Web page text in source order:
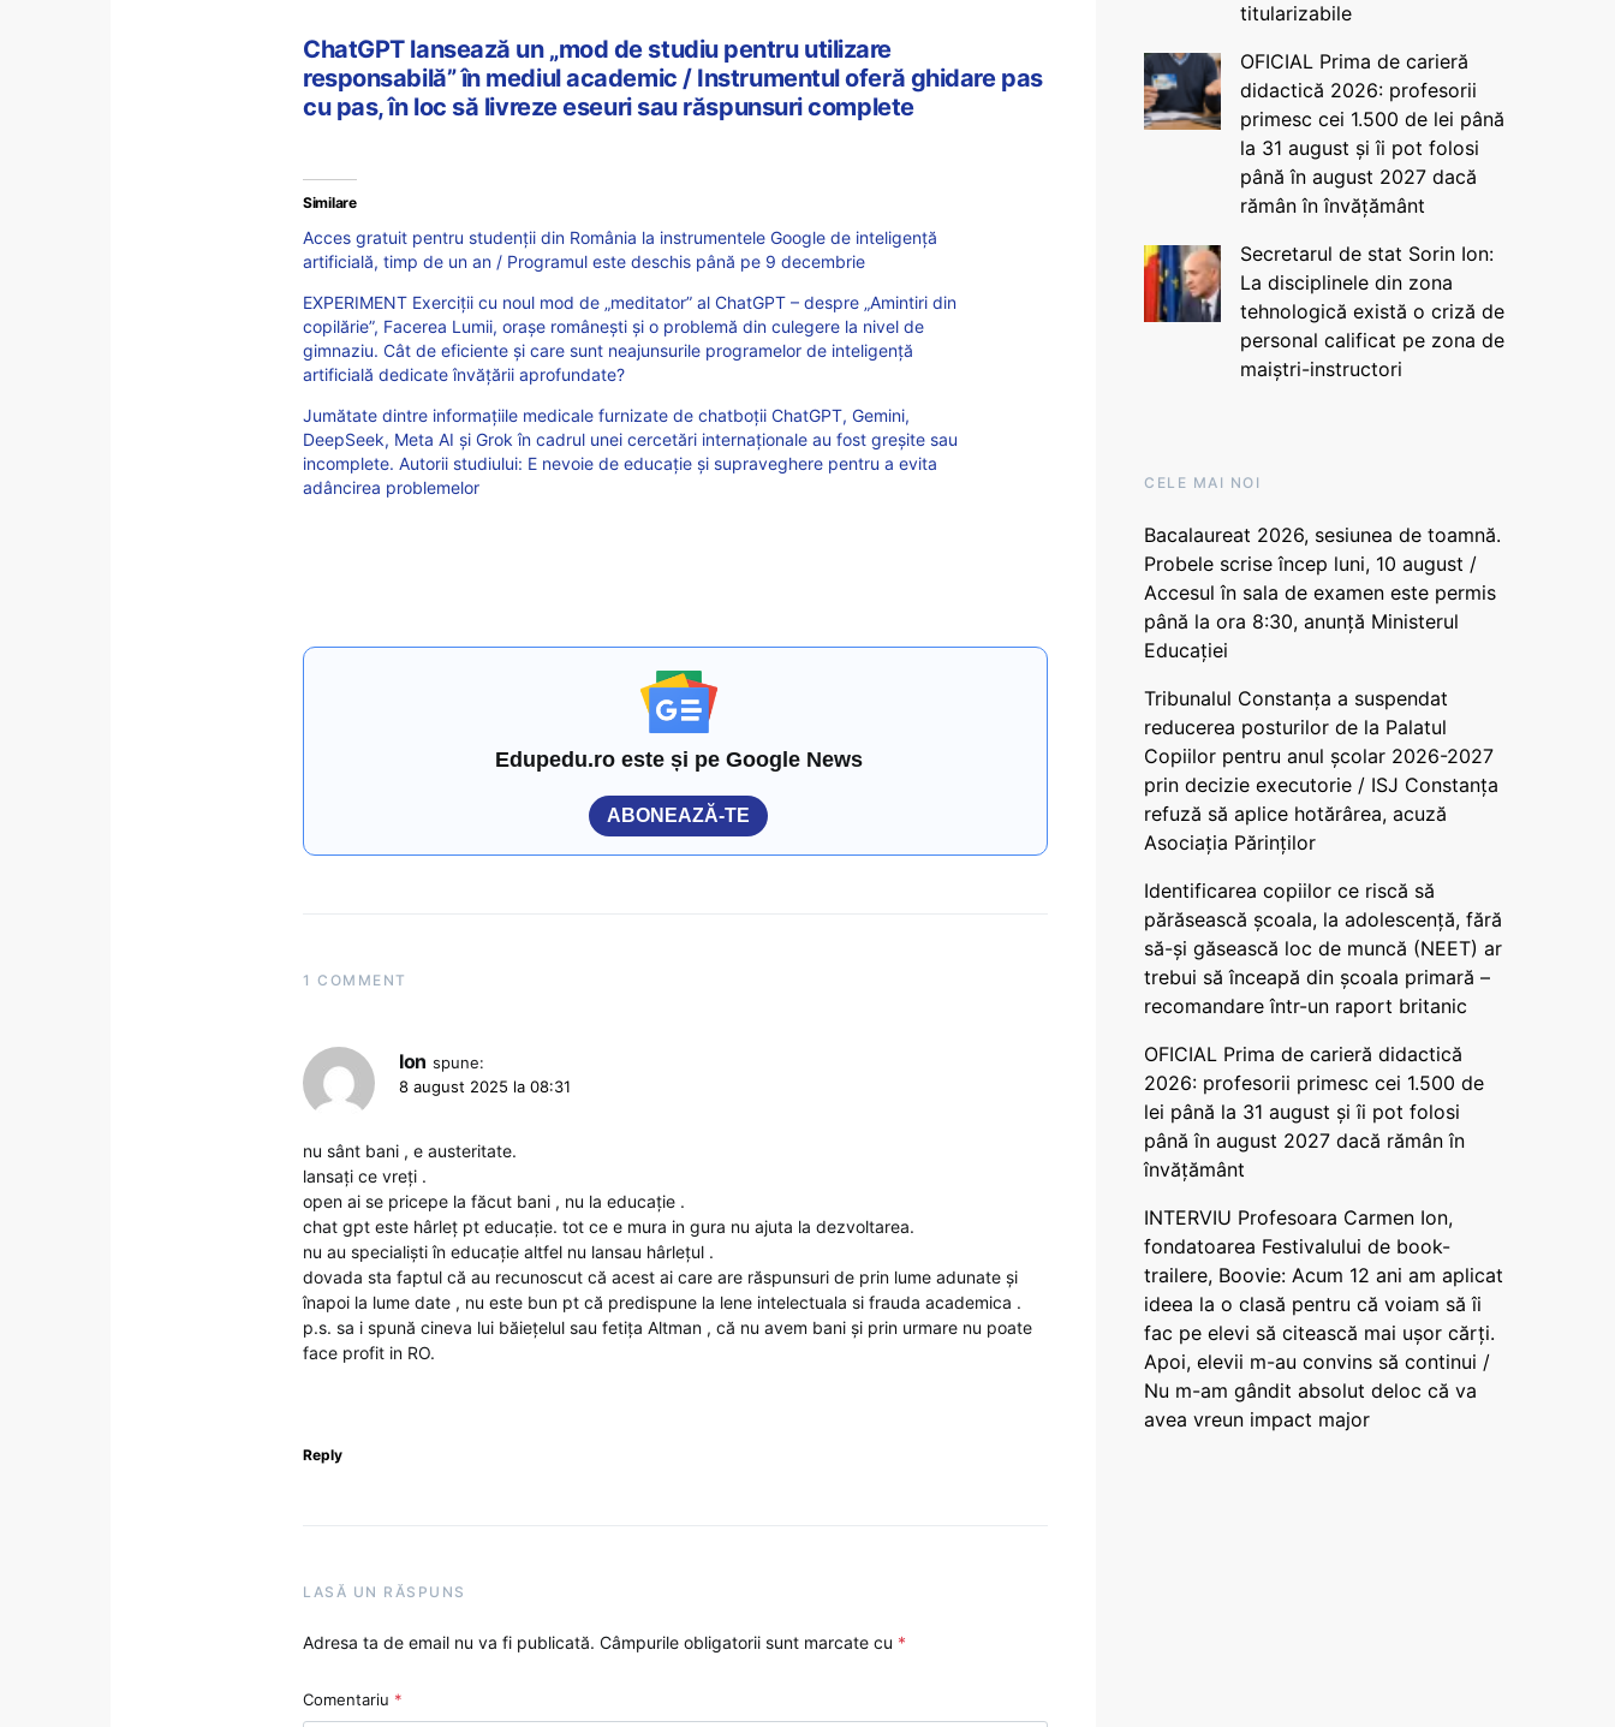
ChatGPT lansează un „mod de studiu pentru utilizare
responsabilă” în mediul academic / Instrumentul oferă ghidare pas
cu pas, în loc să livreze eseuri sau răspunsuri complete
Similare
Acces gratuit pentru studenții din România la instrumentele Google de inteligență
artificială, timp de un an / Programul este deschis până pe 9 decembrie
EXPERIMENT Exerciții cu noul mod de „meditator” al ChatGPT – despre „Amintiri din
copilărie”, Facerea Lumii, orașe românești și o problemă din culegere la nivel de
gimnaziu. Cât de eficiente și care sunt neajunsurile programelor de inteligență
artificială dedicate învățării aprofundate?
Jumătate dintre informațiile medicale furnizate de chatboții ChatGPT, Gemini,
DeepSeek, Meta AI și Grok în cadrul unei cercetări internaționale au fost greșite sau
incomplete. Autorii studiului: E nevoie de educație și supraveghere pentru a evita
adâncirea problemelor
Edupedu.ro este și pe Google News
ABONEAZĂ-TE
1 COMMENT
Ion spune:
8 august 2025 la 08:31
nu sânt bani , e austeritate.
lansați ce vreți .
open ai se pricepe la făcut bani , nu la educație .
chat gpt este hârleț pt educație. tot ce e mura in gura nu ajuta la dezvoltarea.
nu au specialiști în educație altfel nu lansau hârlețul .
dovada sta faptul că au recunoscut că acest ai care are răspunsuri de prin lume adunate și
înapoi la lume date , nu este bun pt că predispune la lene intelectuala si frauda academica .
p.s. sa i spună cineva lui băiețelul sau fetița Altman , că nu avem bani și prin urmare nu poate
face profit in RO.
Reply
LASĂ UN RĂSPUNS
Adresa ta de email nu va fi publicată. Câmpurile obligatorii sunt marcate cu *
Comentariu *
titularizabile
OFICIAL Prima de carieră
didactică 2026: profesorii
primesc cei 1.500 de lei până
la 31 august și îi pot folosi
până în august 2027 dacă
rămân în învățământ
Secretarul de stat Sorin Ion:
La disciplinele din zona
tehnologică există o criză de
personal calificat pe zona de
maiștri-instructori
CELE MAI NOI
Bacalaureat 2026, sesiunea de toamnă.
Probele scrise încep luni, 10 august /
Accesul în sala de examen este permis
până la ora 8:30, anunță Ministerul
Educației
Tribunalul Constanța a suspendat
reducerea posturilor de la Palatul
Copiilor pentru anul școlar 2026-2027
prin decizie executorie / ISJ Constanța
refuză să aplice hotărârea, acuză
Asociația Părinților
Identificarea copiilor ce riscă să
părăsească școala, la adolescență, fără
să-și găsească loc de muncă (NEET) ar
trebui să înceapă din școala primară –
recomandare într-un raport britanic
OFICIAL Prima de carieră didactică
2026: profesorii primesc cei 1.500 de
lei până la 31 august și îi pot folosi
până în august 2027 dacă rămân în
învățământ
INTERVIU Profesoara Carmen Ion,
fondatoarea Festivalului de book-
trailere, Boovie: Acum 12 ani am aplicat
ideea la o clasă pentru că voiam să îi
fac pe elevi să citească mai ușor cărți.
Apoi, elevii m-au convins să continui /
Nu m-am gândit absolut deloc că va
avea vreun impact major